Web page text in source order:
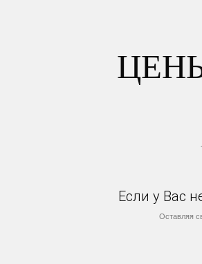
Если у Вас
Оставляя